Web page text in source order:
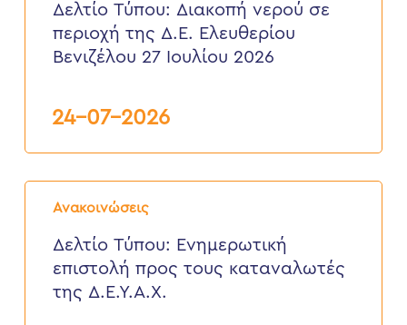
περιοχή
2026
Δελτίο Τύπου: Διακοπή νερού σε
περιοχή της Δ.Ε. Ελευθερίου
Βενιζέλου 27 Ιουλίου 2026
24-07-2026
Ανακοινώσεις
Δελτίο
Τύπου:
επιστολή
προς
τους
καταναλωτές
Δελτίο Τύπου: Eνημερωτική
επιστολή προς τους καταναλωτές
της Δ.Ε.Υ.Α.Χ.